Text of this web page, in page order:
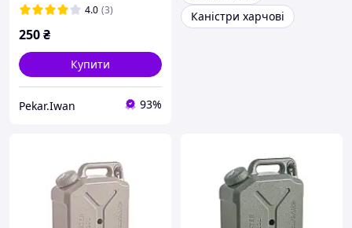
4.0 (3)
250₴
Купити
Pekar.Iwan 93%
Каністри харчові